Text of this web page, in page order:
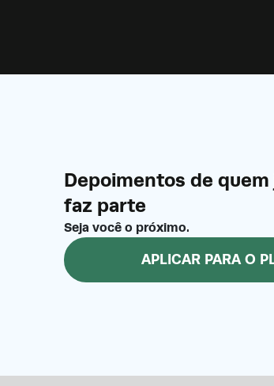
Depoimentos de quem
faz parte
Seja você o próximo.
APLICAR PARA O